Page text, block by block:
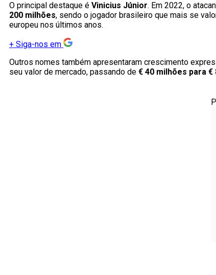
O principal destaque é Vinicius Júnior. Em 2022, o
200 milhões, sendo o jogador brasileiro que mais se
europeu nos últimos anos.
+ Siga-nos em
Outros nomes também apresentaram crescimento
seu valor de mercado, passando de € 40 milhões para €